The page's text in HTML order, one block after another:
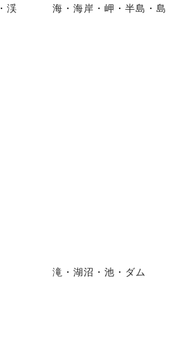
渓
海・海岸・岬・半島・島
滝・湖沼・池・ダム